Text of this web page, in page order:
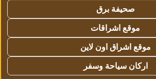
صحيفة برق
موقع اشراقات
موقع اشراق اون لاين
اركان سياحة وسفر